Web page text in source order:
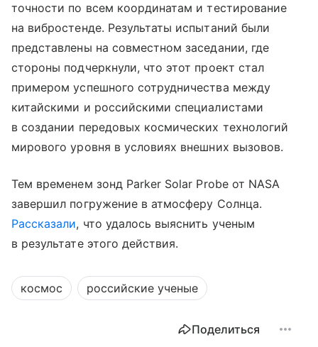
точности по всем координатам и тестирование
на вибростенде. Результаты испытаний были
представлены на совместном заседании, где
стороны подчеркнули, что этот проект стал
примером успешного сотрудничества между
китайскими и российскими специалистами
в создании передовых космических технологий
мирового уровня в условиях внешних вызовов.
Тем временем зонд Parker Solar Probe от NASA
завершил погружение в атмосферу Солнца.
Рассказали, что удалось выяснить ученым
в результате этого действия.
космос российские ученые
Поделиться